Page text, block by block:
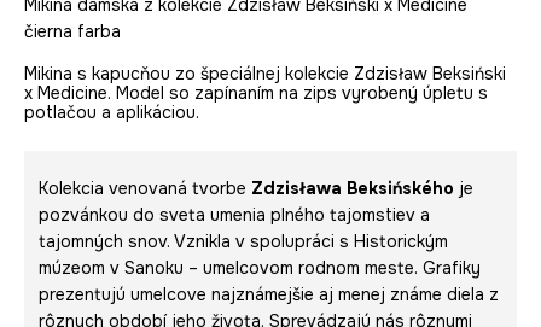
Mikina dámska z kolekcie Zdzisław Beksiński x Medicine
čierna farba
Mikina s kapucňou zo špeciálnej kolekcie Zdzisław Beksiński
x Medicine. Model so zapínaním na zips vyrobený úpletu s
potlačou a aplikáciou.
Kolekcia venovaná tvorbe Zdzisława Beksińského je
pozvánkou do sveta umenia plného tajomstiev a
tajomných snov. Vznikla v spolupráci s Historickým
múzeom v Sanoku – umelcovom rodnom meste. Grafiky
prezentujú umelcove najznámejšie aj menej známe diela z
rôznych období jeho života. Sprevádzajú nás rôznymi